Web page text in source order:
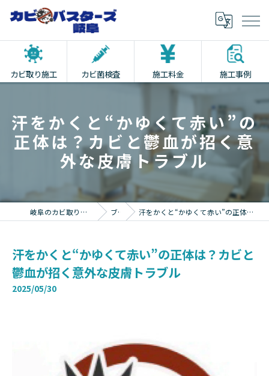
カビ取り施工 カビ菌検査 施工料金 施工事例
汗をかくと“かゆくて赤い”の
正体は？カビと鬱血が招く意
外な皮膚トラブル
岐阜のカビ取りならカビバスターズ岐阜 ブログ 汗をかくと“かゆくて赤い”の正体は？カビと鬱血が招く意外な皮膚トラブル
汗をかくと“かゆくて赤い”の正体は？カビと
鬱血が招く意外な皮膚トラブル
2025/05/30